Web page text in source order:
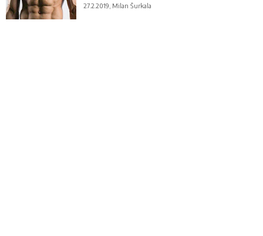
27.2.2019, Milan Šurkala